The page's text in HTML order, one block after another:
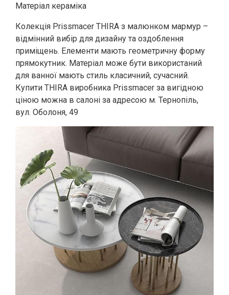
Матеріал кераміка
Колекція Prissmacer THIRA з малюнком мармур –
відмінний вибір для дизайну та оздоблення
приміщень. Елементи мають геометричну форму
прямокутник. Матеріал може бути використаний
для ванної мають стиль класичний, сучасний.
Купити THIRA виробника Prissmacer за вигідною
ціною можна в салоні за адресою м. Тернопіль,
вул. Оболоня, 49